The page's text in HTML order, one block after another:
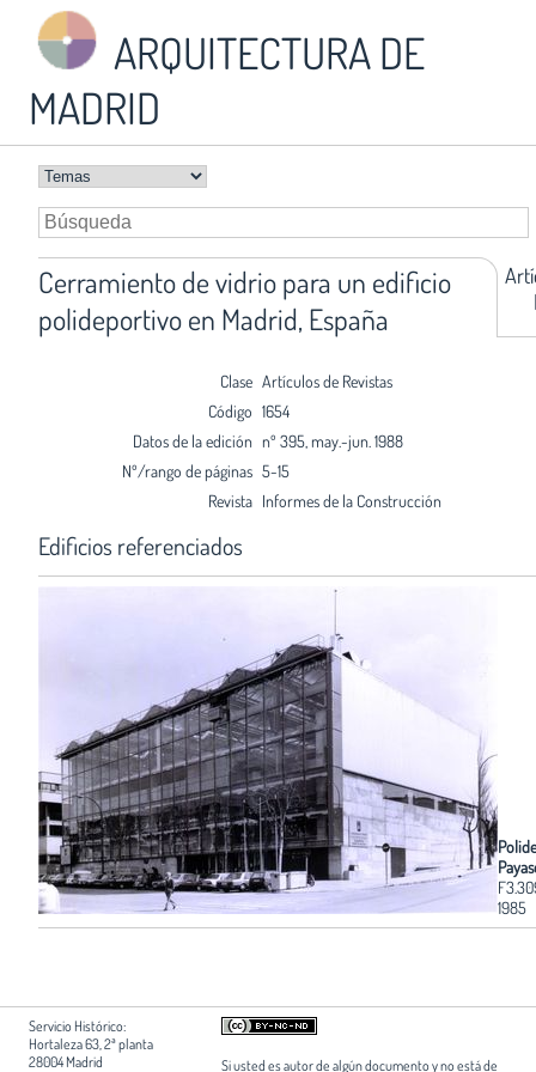
ARQUITECTURA DE
MADRID
Cerramiento de vidrio para un edificio
polideportivo en Madrid, España
Clase Artículos de Revistas
Código 1654
Datos de la edición nº 395, may.-jun. 1988
Nº/rango de páginas 5-15
Revista Informes de la Construcción
Edificios referenciados
1985
Servicio Histórico:
Hortaleza 63, 2ª planta
28004 Madrid
Si usted es autor de algún documento y no está de